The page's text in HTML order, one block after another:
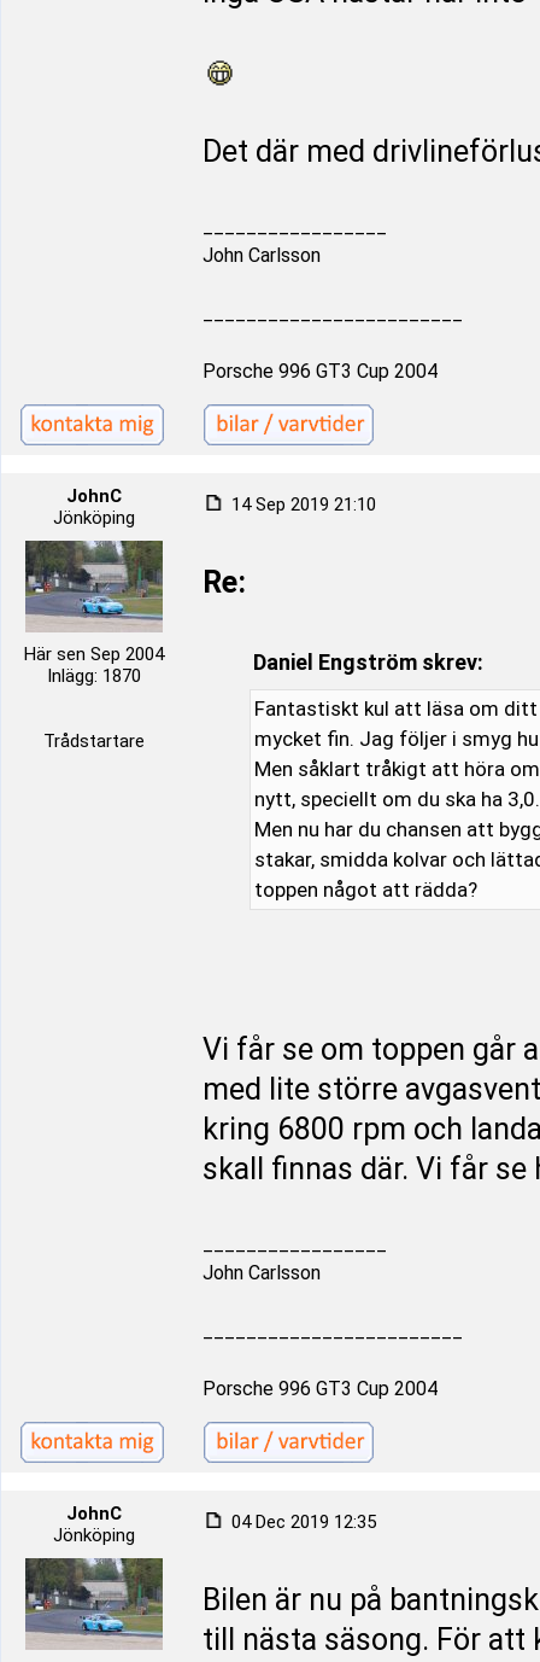
Det där med
John Carlsson
Porsche 996 GT3 Cup 2004
JohnC
Jönköping
Här sen Sep 2004
Inlägg: 1870
Trådstartare
14 Sep 2019 21:10
Re:
Daniel Engström skrev:
Fantastiskt kul att läsa om ditt
mycket fin. Jag följer i smyg
Men såklart tråkigt att höra
nytt, speciellt om du ska ha 3,0.
Men nu har du chansen att
stakar, smidda kolvar och
toppen något att rädda?
Vi får se om toppen går
med lite större
kring 6800 rpm och
skall finnas där. Vi får
John Carlsson
Porsche 996 GT3 Cup 2004
JohnC
Jönköping
04 Dec 2019 12:35
Bilen är nu på
till nästa säsong. För att